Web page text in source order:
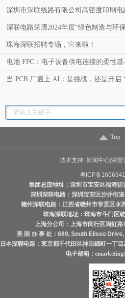
深圳市深联线路有限公司高密度印刷
影响报告表公示
深联电路荣膺2024年度“绿色制造与环
珠海深联招聘专场，它来啦！
电池 FPC：电子设备供电连接的柔性基
当 PCB 厂遇上 AI：是挑战，还是开启
Top
技术支持 新闻中心 荣誉
粤ICP备
集团总部地址：深圳市宝安区福海
深圳深联电路：深圳宝安区沙井街
赣州深联电路：江西省赣州市章贡区水
珠海深联地址：珠海市斗门区
上海分公司：上海市闵行区闽虹
美 国 办 事 处：689, South Eliseo
日本深聯电路：東京都千代田区神田錦町一丁
电子邮箱：